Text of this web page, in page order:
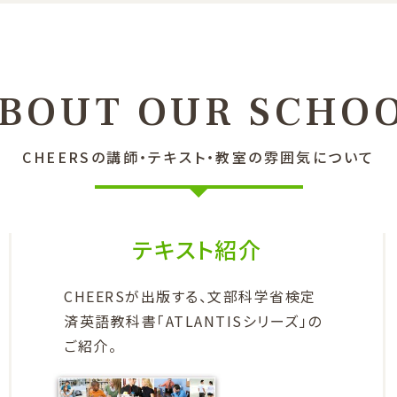
OUR
CHEERSの講師・テキスト・教室の雰囲気について
テキスト紹介
CHEERSが出版する、文部科学省検定
済英語教科書「ATLANTISシリーズ」の
ご紹介。